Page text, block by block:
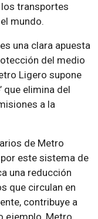
transportes
mundo.
una clara apuesta
del medio
Ligero supone
que elimina del
a la
de Metro
este sistema de
una reducción
que circulan en
contribuye a
ejemplo, Metro